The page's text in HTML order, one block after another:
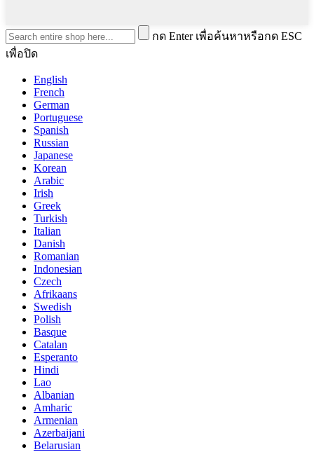
กด Enter เพื่อค้นหาหรือกด ESC
เพื่อปิด
English
French
German
Portuguese
Spanish
Russian
Japanese
Korean
Arabic
Irish
Greek
Turkish
Italian
Danish
Romanian
Indonesian
Czech
Afrikaans
Swedish
Polish
Basque
Catalan
Esperanto
Hindi
Lao
Albanian
Amharic
Armenian
Azerbaijani
Belarusian